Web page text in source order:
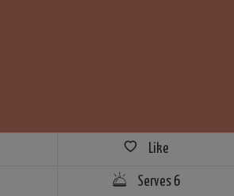
Like
Serves 6